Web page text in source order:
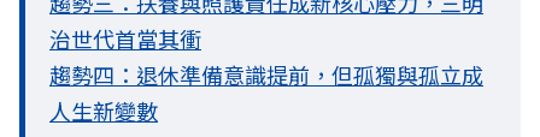
治世代首當其衝
趨勢四：退休準備意識提前，但孤獨與孤立成
人生新變數